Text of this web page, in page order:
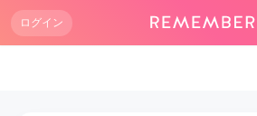
ログイン